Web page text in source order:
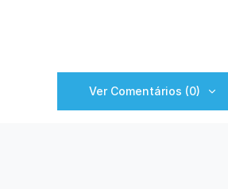
Ver Comentários (0)